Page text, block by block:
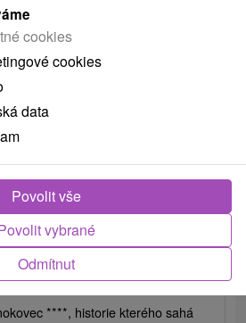
/noc/osoba
★ Starý Smokovec - Vysoké
****, historie kterého sahá
cookies
cookies
data
Odmítnut
vybrané
Povolit vše